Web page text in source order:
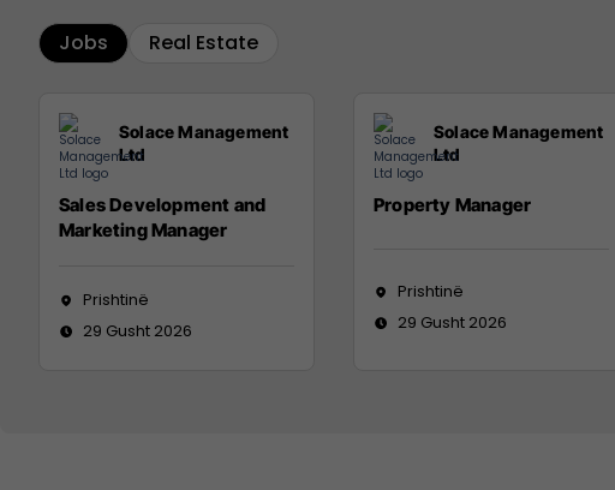
Jobs Real Estate
Solace Management
Ltd
Sales Development and
Marketing Manager
Prishtinë
29 Gusht 2026
Solace Management
Ltd
Property Manager
Prishtinë
29 Gusht 2026